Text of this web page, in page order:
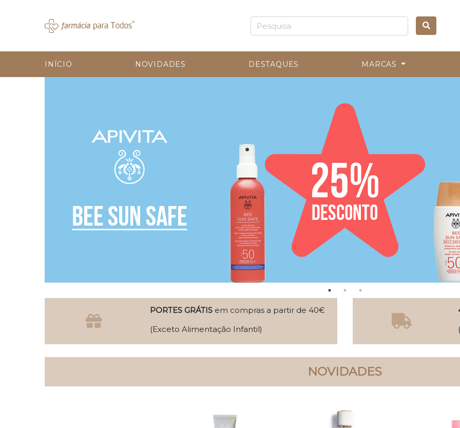
INÍCIO NOVIDADES DESTAQUES MARCAS
PORTES GRÁTIS em compras a partir de 40€
(Exceto Alimentação Infantil)
NOVIDADES